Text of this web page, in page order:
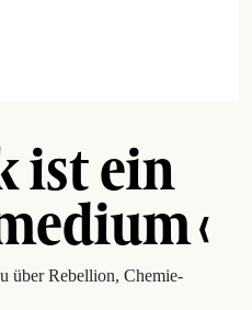
ist ein
‹
über Rebellion, Chemie-